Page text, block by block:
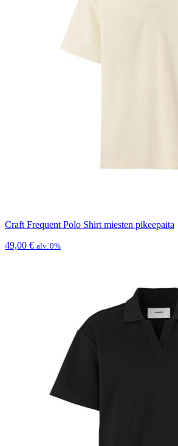
Craft Frequent Polo Shirt miesten pikeepaita
49,00 € alv. 0%